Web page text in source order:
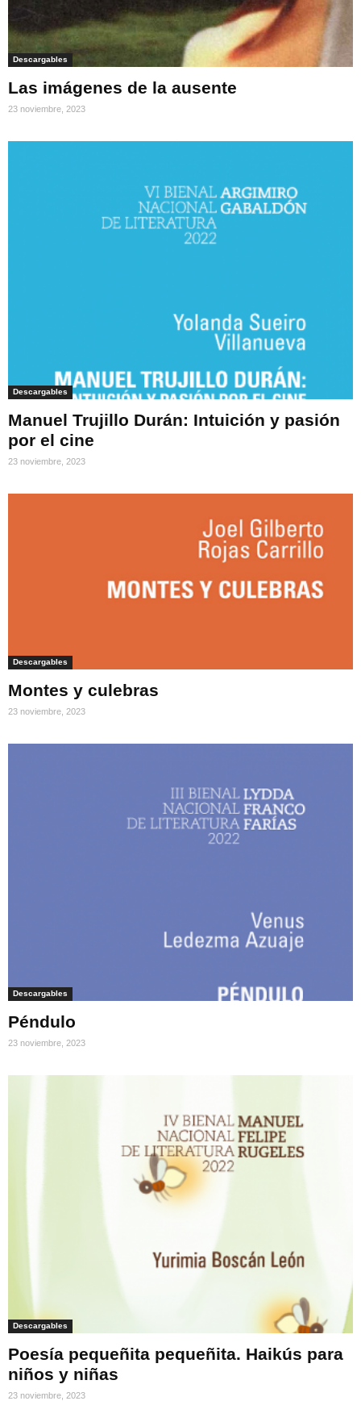
Descargables
Las imágenes de la ausente
23 noviembre, 2023
Descargables
Manuel Trujillo Durán: Intuición y pasión
por el cine
23 noviembre, 2023
Descargables
Montes y culebras
23 noviembre, 2023
Descargables
Péndulo
23 noviembre, 2023
Descargables
Poesía pequeñita pequeñita. Haikús para
niños y niñas
23 noviembre, 2023